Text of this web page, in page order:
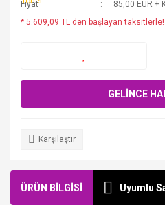
Fiyat
85,00 EUR +
* 5.609,09 TL den başlayan taksitlerle!
GELİNCE
Karşılaştır
ÜRÜN BİLGİSİ Uyumlu